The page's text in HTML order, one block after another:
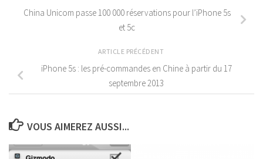
China Unicom passe 100 000 réservations pour l’iPhone 5s
et 5c
ARTICLE PRÉCÉDENT
iPhone 5s : les pré-commandes en Chine à partir du 17
septembre 2013
VOUS AIMEREZ AUSSI...